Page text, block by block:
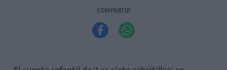
COMPARTIR
 